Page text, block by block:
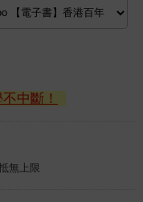
中斷！
無上限